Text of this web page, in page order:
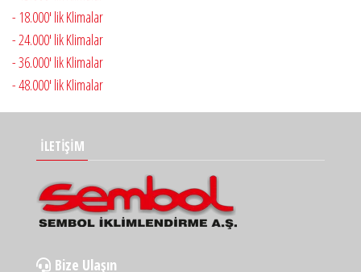
- 18.000' lik Klimalar
- 24.000' lik Klimalar
- 36.000' lik Klimalar
- 48.000' lik Klimalar
İLETİŞİM
Bize Ulaşın